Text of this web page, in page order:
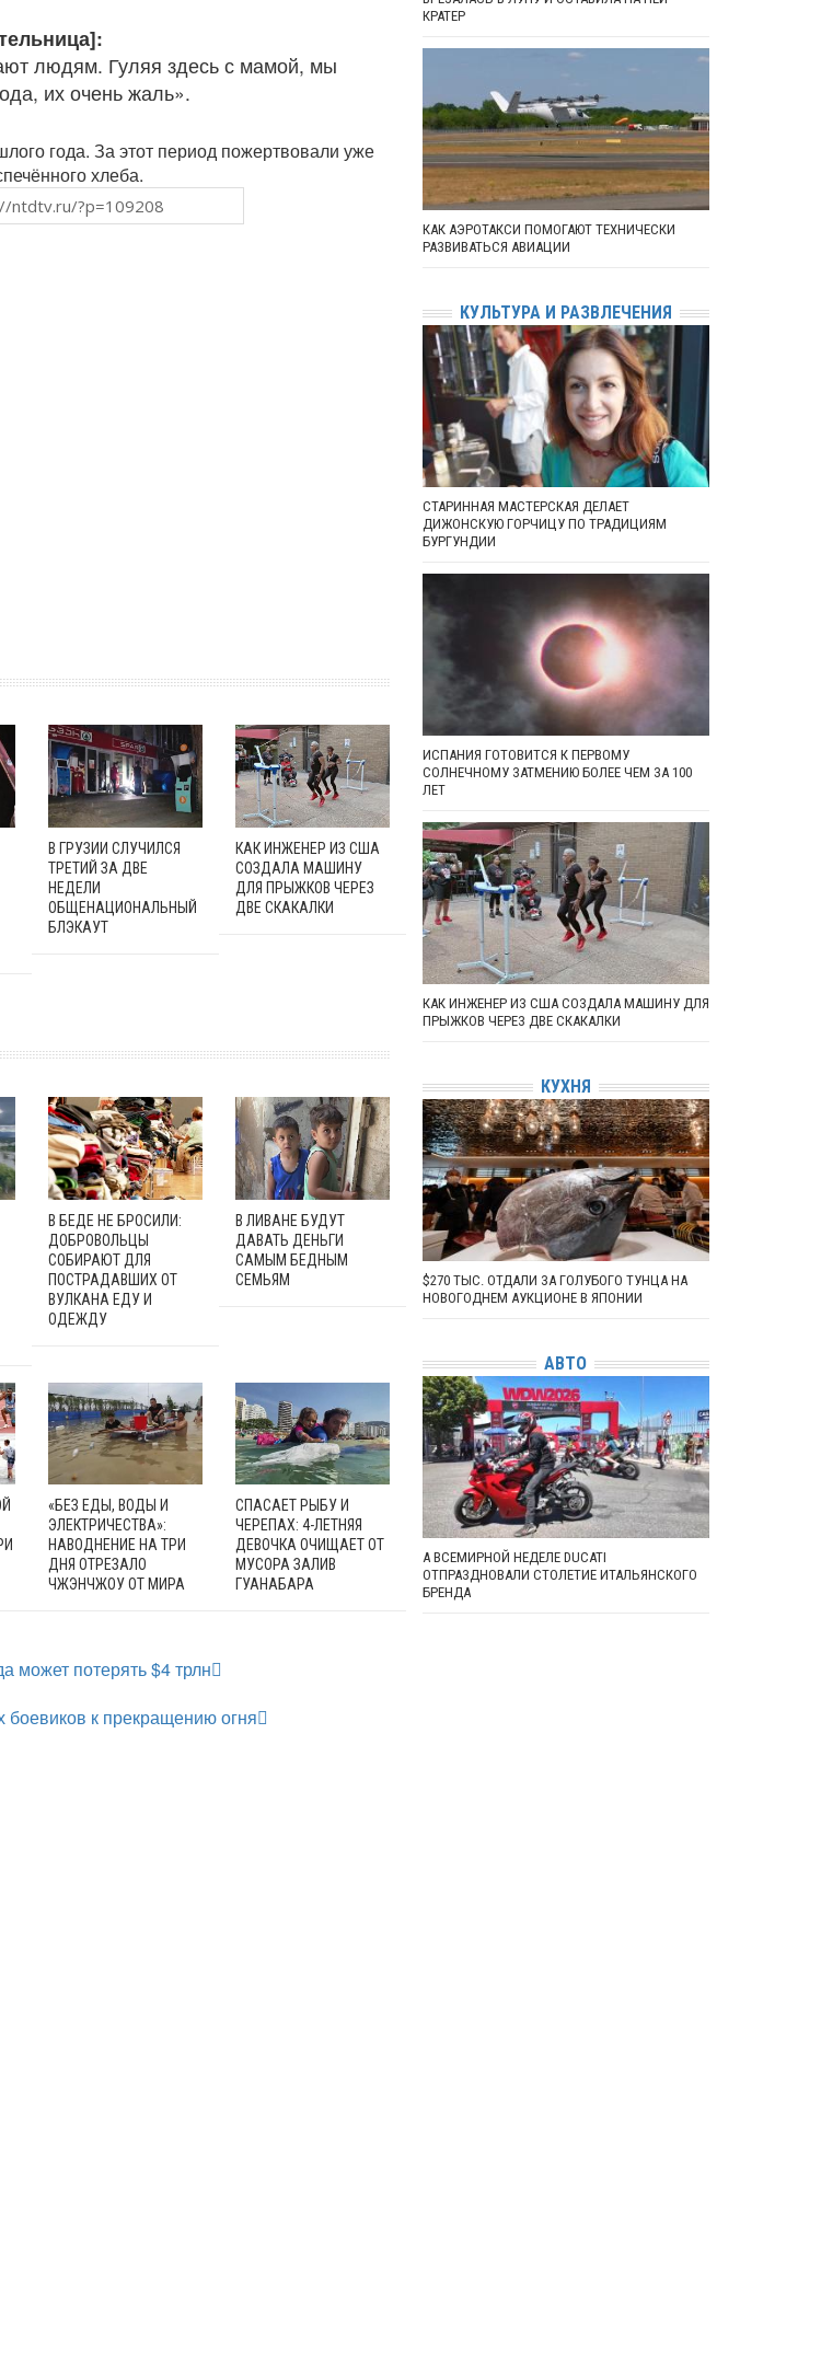
людям. Гуляя здесь с мамой, мы
их очень жаль».
года. За этот период пожертвовали уже
хлеба.
В ГРУЗИИ СЛУЧИЛСЯ
ТРЕТИЙ ЗА ДВЕ
НЕДЕЛИ
ОБЩЕНАЦИОНАЛЬНЫЙ
БЛЭКАУТ
КАК ИНЖЕНЕР ИЗ США
СОЗДАЛА МАШИНУ
ДЛЯ ПРЫЖКОВ ЧЕРЕЗ
ДВЕ СКАКАЛКИ
В БЕДЕ НЕ БРОСИЛИ:
ДОБРОВОЛЬЦЫ
СОБИРАЮТ ДЛЯ
ПОСТРАДАВШИХ ОТ
ВУЛКАНА ЕДУ И
ОДЕЖДУ
В ЛИВАНЕ БУДУТ
ДАВАТЬ ДЕНЬГИ
САМЫМ БЕДНЫМ
СЕМЬЯМ
«БЕЗ ЕДЫ, ВОДЫ И
ЭЛЕКТРИЧЕСТВА»:
НАВОДНЕНИЕ НА ТРИ
ДНЯ ОТРЕЗАЛО
ЧЖЭНЧЖОУ ОТ МИРА
СПАСАЕТ РЫБУ И
ЧЕРЕПАХ: 4-ЛЕТНЯЯ
ДЕВОЧКА ОЧИЩАЕТ ОТ
МУСОРА ЗАЛИВ
ГУАНАБАРА
может потерять $4 трлн
к прекращению огня
КРАТЕР
КАК АЭРОТАКСИ ПОМОГАЮТ ТЕХНИЧЕСКИ
РАЗВИВАТЬСЯ АВИАЦИИ
КУЛЬТУРА И РАЗВЛЕЧЕНИЯ
СТАРИННАЯ МАСТЕРСКАЯ ДЕЛАЕТ
ДИЖОНСКУЮ ГОРЧИЦУ ПО ТРАДИЦИЯМ
БУРГУНДИИ
ИСПАНИЯ ГОТОВИТСЯ К ПЕРВОМУ
СОЛНЕЧНОМУ ЗАТМЕНИЮ БОЛЕЕ ЧЕМ ЗА 100
ЛЕТ
КАК ИНЖЕНЕР ИЗ США СОЗДАЛА МАШИНУ ДЛЯ
ПРЫЖКОВ ЧЕРЕЗ ДВЕ СКАКАЛКИ
КУХНЯ
$270 ТЫС. ОТДАЛИ ЗА ГОЛУБОГО ТУНЦА НА
НОВОГОДНЕМ АУКЦИОНЕ В ЯПОНИИ
АВТО
А ВСЕМИРНОЙ НЕДЕЛЕ DUCATI
ОТПРАЗДНОВАЛИ СТОЛЕТИЕ ИТАЛЬЯНСКОГО
БРЕНДА